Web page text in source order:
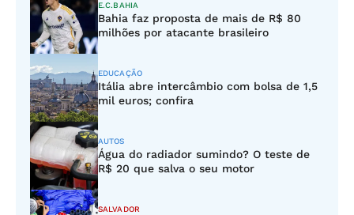
E.C.BAHIA
Bahia faz proposta de mais de R$ 80
milhões por atacante brasileiro
EDUCAÇÃO
Itália abre intercâmbio com bolsa de 1,5
mil euros; confira
AUTOS
Água do radiador sumindo? O teste de
R$ 20 que salva o seu motor
SALVADOR